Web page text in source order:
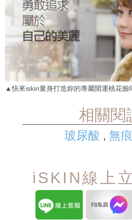
▲快來iskin量身打造妳的專屬開運桃花臉
相關閱
玻尿酸 , 無
iSKIN線上